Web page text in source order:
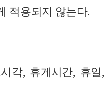
적용되지 않는다.
각, 휴게시간, 휴일